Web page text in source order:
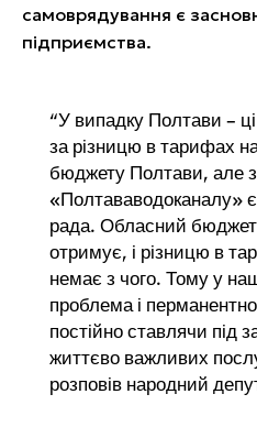
самоврядування є
підприємства.
“У випадку Полтави –
за різницю в тарифах
бюджету Полтави, але
«Полтававодоканалу»
рада. Обласний бюджет
отримує, і різницю в
немає з чого. Тому у
проблема і
постійно ставлячи під
життєво важливих
розповів народний